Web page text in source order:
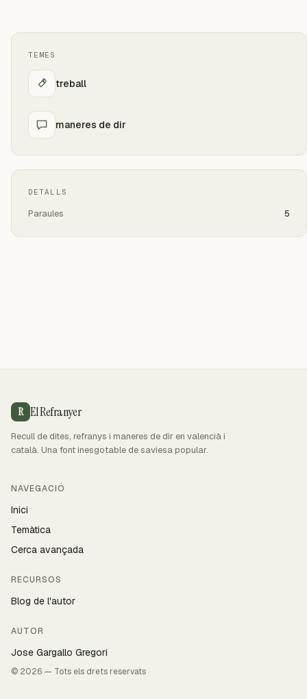
TEMES
treball
maneres de dir
DETALLS
Paraules 5
R El Refranyer
Recull de dites, refranys i maneres de dir en valencià i
català. Una font inesgotable de saviesa popular.
NAVEGACIÓ
Inici
Temàtica
Cerca avançada
RECURSOS
Blog de l'autor
AUTOR
Jose Gargallo Gregori
© 2026 — Tots els drets reservats